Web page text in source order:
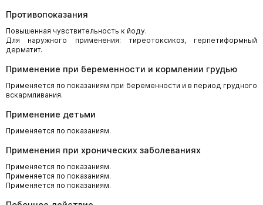
Противопоказания
Повышенная чувствительность к йоду.
Для наружного применения: тиреотоксикоз, герпетиформный
дерматит.
Применение при беременности и кормлении грудью
Применяется по показаниям при беременности и в период грудного
вскармливания.
Применение детьми
Применяется по показаниям.
Применения при хронических заболеваниях
Применяется по показаниям.
Применяется по показаниям.
Применяется по показаниям.